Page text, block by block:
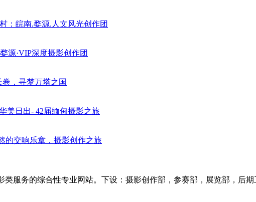
类服务的综合性专业网站。下设：摄影创作部，参赛部，展览部，后